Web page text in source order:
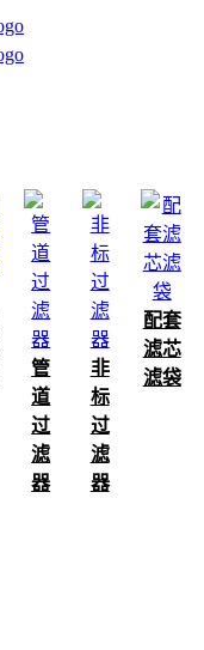
管
道
过
滤
器
非
标
过
滤
器
配套
滤芯
滤袋